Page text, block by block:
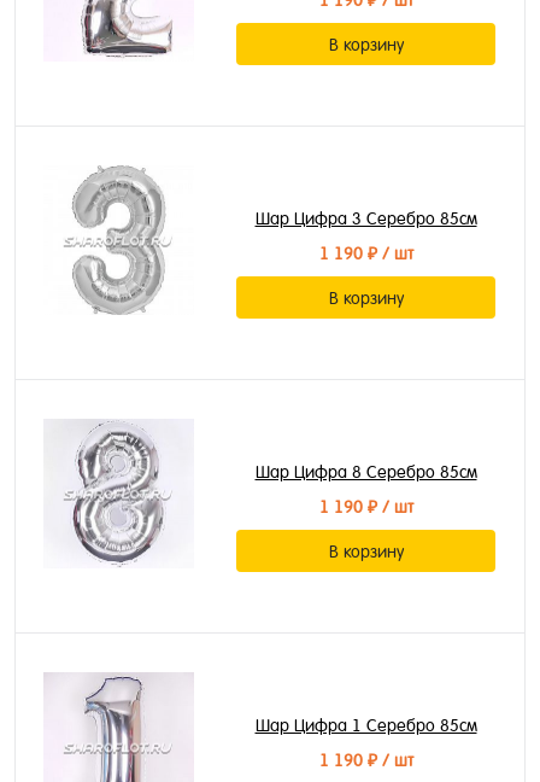
В корзину
Шар Цифра 3 Серебро 85см
1 190 ₽/ шт
В корзину
Шар Цифра 8 Серебро 85см
1 190 ₽/ шт
В корзину
Шар Цифра 1 Серебро 85см
1 190 ₽/ шт